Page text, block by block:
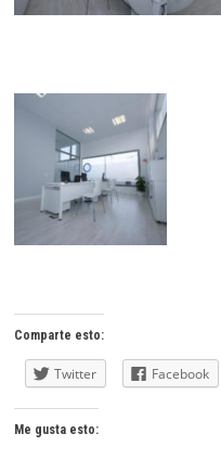
Comparte esto:
Twitter Facebook
Me gusta esto: